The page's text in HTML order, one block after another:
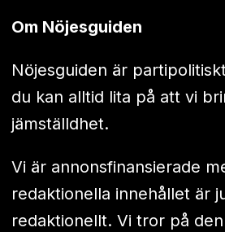
Om Nöjesguiden
Nöjesguiden är
du kan alltid lita på att vi
jämställdhet.
Vi är annonsfinansierade
redaktionella innehållet är
redaktionellt. Vi tror på